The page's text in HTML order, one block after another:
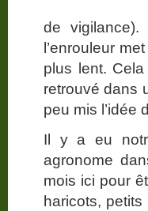
de
l’enrouleur
plus lent.
retrouvé dans
peu mis l’idée
Il y a eu
agronome
mois ici pour
haricots,